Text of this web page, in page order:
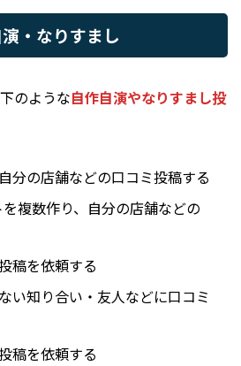
・なりすまし
のような自作自演やなりすまし投
分の店舗などの口コミ投稿する
複数作り、自分の店舗などの
稿を依頼する
い知り合い・友人などに口コミ
稿を依頼する